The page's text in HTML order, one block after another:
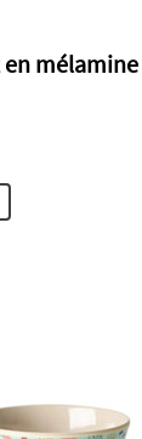
mélamine